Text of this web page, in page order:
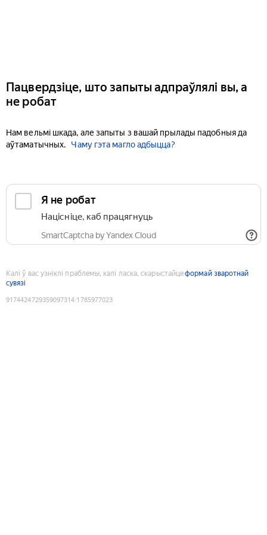
Пацвердзіце, што запыты адпраўлялі вы, а
не робат
Нам вельмі шкада, але запыты з вашай прылады падобныя да
аўтаматычных.
Чаму гэта магло адбыцца?
Я не робат
Націсніце, каб працягнуць
SmartCaptcha by Yandex Cloud
Калі ў вас узніклі праблемы, калі ласка, скарыстайцеформай зваротнай
сувязі
9174424729359097314:1785977023